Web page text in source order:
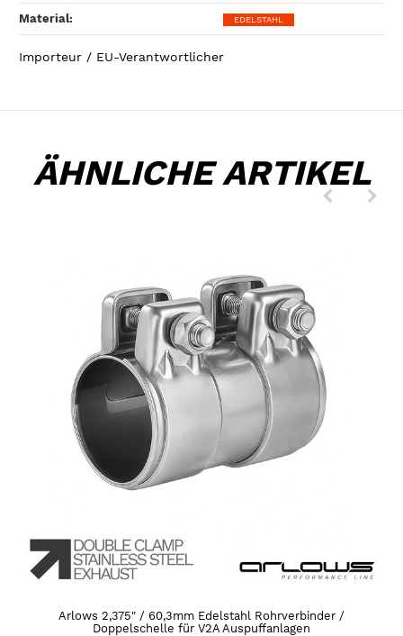
Material‍: EDELSTAHL
Importeur / EU-Verantwortlicher
ÄHNLICHE ARTIKEL
Arlows 2,375" / 60,3mm Edelstahl Rohrverbinder /
Doppelschelle für V2A Auspuffanlagen